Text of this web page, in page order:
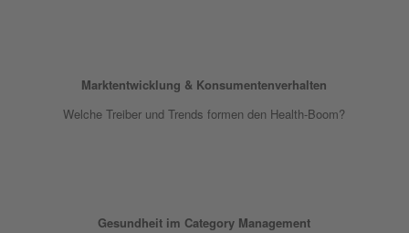
Marktentwicklung & Konsumentenverhalten
Welche Treiber und Trends formen den Health-Boom?
Gesundheit im Category Management